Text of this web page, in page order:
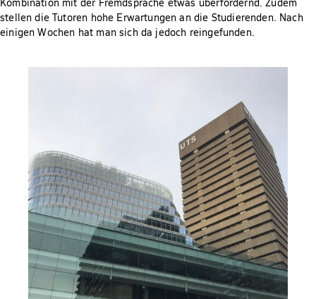
Kombination mit der Fremdsprache etwas überfordernd. Zudem
stellen die Tutoren hohe Erwartungen an die Studierenden. Nach
einigen Wochen hat man sich da jedoch reingefunden.